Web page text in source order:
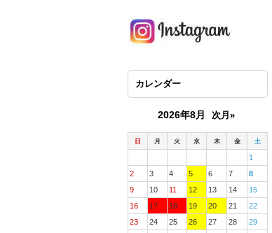
カレンダー
2026年8月 次月»
日 月 火 水 木 金 土
1
2
3 4 5 6 7
8
9
10 11 12 13 14
15
16
17 18 19 20 21
22
23
24 25 26 27 28
29